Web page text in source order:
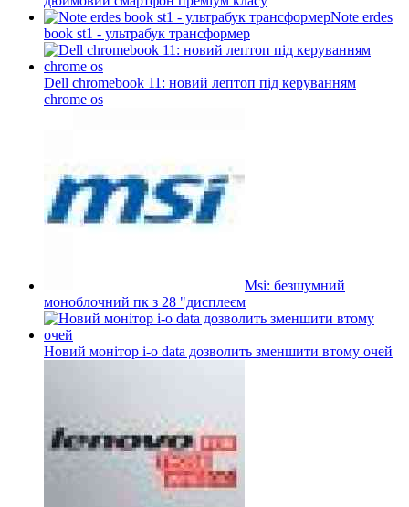
Note erdes
book st1 - ультрабук трансформер
Dell chromebook 11: новий лептоп під керуванням
chrome os
Msi: безшумний
моноблочний пк з 28 "дисплеєм
Новий монітор i-o data дозволить зменшити втому очей